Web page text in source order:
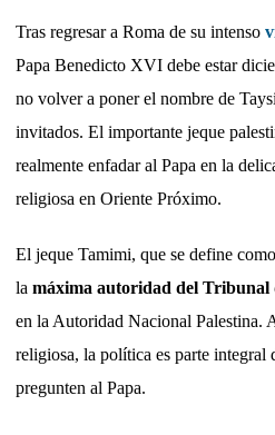
Tras regresar a Roma de su intenso
Papa Benedicto XVI debe estar
no volver a poner el nombre de
invitados. El importante jeque
realmente enfadar al Papa en la
religiosa en Oriente Próximo.
El jeque Tamimi, que se define
la máxima autoridad del Tribunal
en la Autoridad Nacional Palestina.
religiosa, la política es parte integral
pregunten al Papa.